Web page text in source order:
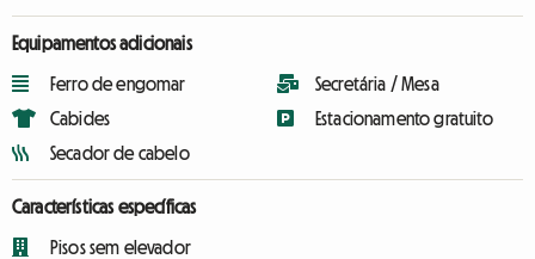
Equipamentos adicionais
Ferro de engomar
Cabides
Secador de cabelo
Secretária / Mesa
Estacionamento gratuito
Características específicas
Pisos sem elevador